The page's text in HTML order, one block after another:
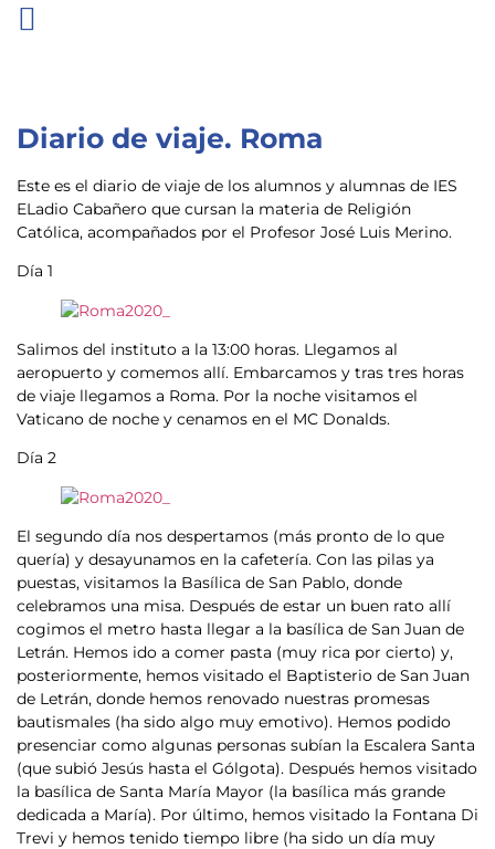
Diario de viaje. Roma
Este es el diario de viaje de los alumnos y alumnas de IES
ELadio Cabañero que cursan la materia de Religión
Católica, acompañados por el Profesor José Luis Merino.
Día 1
Salimos del instituto a la 13:00 horas. Llegamos al
aeropuerto y comemos allí. Embarcamos y tras tres horas
de viaje llegamos a Roma. Por la noche visitamos el
Vaticano de noche y cenamos en el MC Donalds.
Día 2
El segundo día nos despertamos (más pronto de lo que
quería) y desayunamos en la cafetería. Con las pilas ya
puestas, visitamos la Basílica de San Pablo, donde
celebramos una misa. Después de estar un buen rato allí
cogimos el metro hasta llegar a la basílica de San Juan de
Letrán. Hemos ido a comer pasta (muy rica por cierto) y,
posteriormente, hemos visitado el Baptisterio de San Juan
de Letrán, donde hemos renovado nuestras promesas
bautismales (ha sido algo muy emotivo). Hemos podido
presenciar como algunas personas subían la Escalera Santa
(que subió Jesús hasta el Gólgota). Después hemos visitado
la basílica de Santa María Mayor (la basílica más grande
dedicada a María). Por último, hemos visitado la Fontana Di
Trevi y hemos tenido tiempo libre (ha sido un día muy